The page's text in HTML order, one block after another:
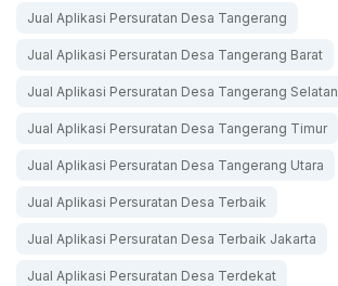
Jual Aplikasi Persuratan Desa Tangerang
Jual Aplikasi Persuratan Desa Tangerang Barat
Jual Aplikasi Persuratan Desa Tangerang Selatan
Jual Aplikasi Persuratan Desa Tangerang Timur
Jual Aplikasi Persuratan Desa Tangerang Utara
Jual Aplikasi Persuratan Desa Terbaik
Jual Aplikasi Persuratan Desa Terbaik Jakarta
Jual Aplikasi Persuratan Desa Terdekat